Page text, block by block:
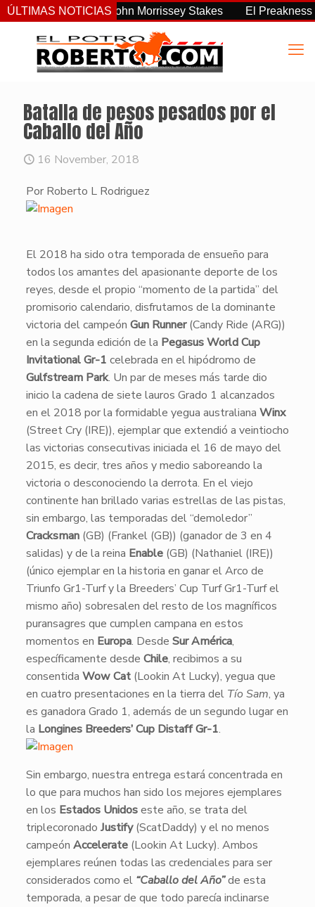
ÚLTIMAS NOTICIASdel John Morrissey Stakes El Preakness
Batalla de pesos pesados por el
Caballo del Año
16 November, 2018
Por Roberto L Rodriguez
​El 2018 ha sido otra temporada de ensueño para
todos los amantes del apasionante deporte de los
reyes, desde el propio “momento de la partida” del
promisorio calendario, disfrutamos de la dominante
victoria del campeón Gun Runner(Candy Ride (ARG))
en la segunda edición de la Pegasus World Cup
Invitational Gr-1 celebrada en el hipódromo de
Gulfstream Park. Un par de meses más tarde dio
inicio la cadena de siete lauros Grado 1 alcanzados
en el 2018 por la formidable yegua australiana Winx
(Street Cry (IRE)), ejemplar que extendió a veintiocho
las victorias consecutivas iniciada el 16 de mayo del
2015, es decir, tres años y medio saboreando la
victoria o desconociendo la derrota. En el viejo
continente han brillado varias estrellas de las pistas,
sin embargo, las temporadas del “demoledor”
Cracksman(GB) (Frankel (GB)) (ganador de 3 en 4
salidas) y de la reina Enable (GB) (Nathaniel (IRE))
(único ejemplar en la historia en ganar el Arco de
Triunfo Gr1-Turf y la Breeders’ Cup Turf Gr1-Turf el
mismo año) sobresalen del resto de los magníficos
puransagres que cumplen campana en estos
momentos en Europa. Desde Sur América,
específicamente desde Chile, recibimos a su
consentida Wow Cat(Lookin At Lucky), yegua que
en cuatro presentaciones en la tierra del Tío Sam, ya
es ganadora Grado 1, además de un segundo lugar en
la Longines Breeders’ Cup Distaff Gr-1.
Sin embargo, nuestra entrega estará concentrada en
lo que para muchos han sido los mejores ejemplares
en los Estados Unidoseste año, se trata del
triplecoronado Justify(ScatDaddy) y el no menos
campeón Accelerate(Lookin At Lucky). Ambos
ejemplares reúnen todas las credenciales para ser
considerados como el “Caballo del Año”de esta
temporada, a pesar de que todo parecía inclinarse